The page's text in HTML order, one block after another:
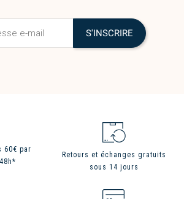
60€ par
Retours et échanges gratuits
sous 14 jours